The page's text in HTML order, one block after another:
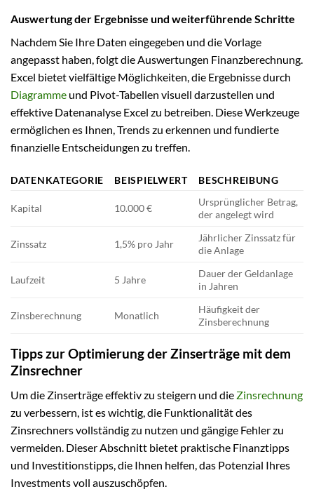
Auswertung der Ergebnisse und weiterführende Schritte
Nachdem Sie Ihre Daten eingegeben und die Vorlage
angepasst haben, folgt die Auswertungen Finanzberechnung.
Excel bietet vielfältige Möglichkeiten, die Ergebnisse durch
Diagramme und Pivot-Tabellen visuell darzustellen und
effektive Datenanalyse Excel zu betreiben. Diese Werkzeuge
ermöglichen es Ihnen, Trends zu erkennen und fundierte
finanzielle Entscheidungen zu treffen.
DATENKATEGORIE BEISPIELWERT BESCHREIBUNG
Kapital 10.000 €
Ursprünglicher Betrag,
der angelegt wird
Zinssatz 1,5% pro Jahr
Jährlicher Zinssatz für
die Anlage
Laufzeit 5 Jahre
Dauer der Geldanlage
in Jahren
Zinsberechnung Monatlich
Häufigkeit der
Zinsberechnung
Tipps zur Optimierung der Zinserträge mit dem
Zinsrechner
Um die Zinserträge effektiv zu steigern und die Zinsrechnung
zu verbessern, ist es wichtig, die Funktionalität des
Zinsrechners vollständig zu nutzen und gängige Fehler zu
vermeiden. Dieser Abschnitt bietet praktische Finanztipps
und Investitionstipps, die Ihnen helfen, das Potenzial Ihres
Investments voll auszuschöpfen.